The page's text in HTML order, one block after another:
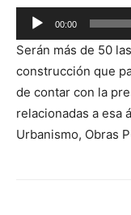
Reproductor
de
audio
00:00
Serán más de 50
construcción que
de contar con la
relacionadas a esa
Urbanismo, Obras